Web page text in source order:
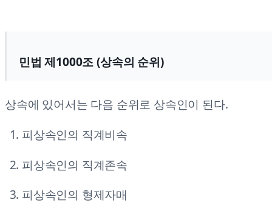
민법 제1000조 (상속의 순위)
상속에 있어서는 다음 순위로 상속인이 된다.
피상속인의 직계비속
피상속인의 직계존속
피상속인의 형제자매